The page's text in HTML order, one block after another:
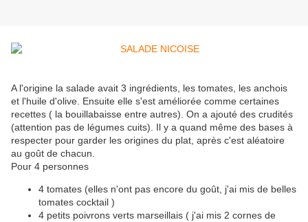
A l'origine la salade avait 3 ingrédients, les tomates, les anchois
et l'huile d'olive. Ensuite elle s'est améliorée comme certaines
recettes ( la bouillabaisse entre autres). On a ajouté des crudités
(attention pas de légumes cuits). Il y a quand même des bases à
respecter pour garder les origines du plat, après c'est aléatoire
au goût de chacun.
Pour 4 personnes
4 tomates (elles n'ont pas encore du goût, j'ai mis de belles
tomates cocktail )
4 petits poivrons verts marseillais ( j'ai mis 2 cornes de